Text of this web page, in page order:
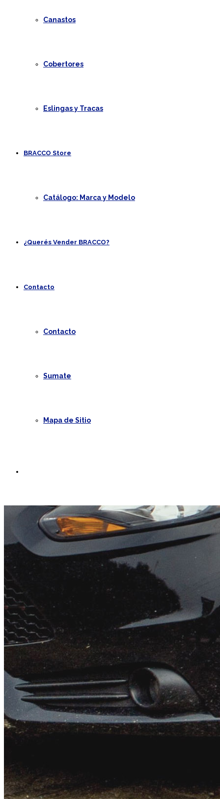
Canastos
Cobertores
Eslingas y Tracas
BRACCO Store
Catálogo: Marca y Modelo
¿Querés Vender BRACCO?
Contacto
Contacto
Sumate
Mapa de Sitio